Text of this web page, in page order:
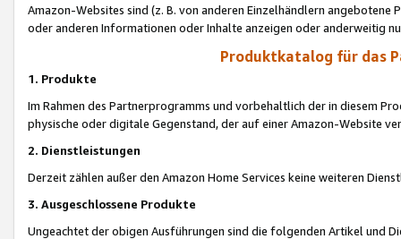
Amazon-Websites sind (z. B. von anderen Einzelhändlern
oder anderen Informationen oder Inhalte anzeigen oder anderweitig
Produktkatalog für das
1. Produkte
Im Rahmen des Partnerprogramms und vorbehaltlich der in diesem
physische oder digitale Gegenstand, der auf einer Amazon-Website
2. Dienstleistungen
Derzeit zählen außer den Amazon Home Services keine weiteren
3. Ausgeschlossene Produkte
Ungeachtet der obigen Ausführungen sind die folgenden Artikel und